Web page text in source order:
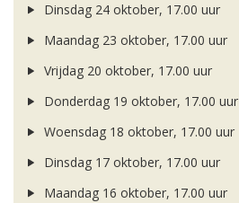
Dinsdag 24 oktober, 17.00 uur
Maandag 23 oktober, 17.00 uur
Vrijdag 20 oktober, 17.00 uur
Donderdag 19 oktober, 17.00 uur
Woensdag 18 oktober, 17.00 uur
Dinsdag 17 oktober, 17.00 uur
Maandag 16 oktober, 17.00 uur